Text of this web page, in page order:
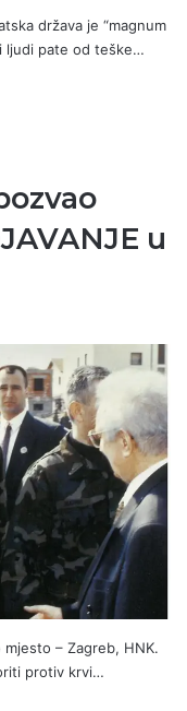
država je “magnum
ljudi pate od teške…
u
– Zagreb, HNK.
protiv krvi…